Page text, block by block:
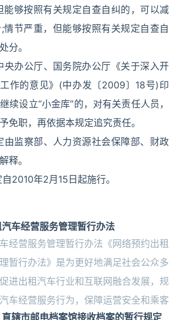
能够按照有关规定自查自纠的，可以减
情节严重，但能够按照有关规定自查自
分。
央办公厅、国务院办公厅《关于深入开
作的意见》(中办发〔2009〕18号)印
续设立“小金库”的，对有关责任人员，
免职，再依据本规定追究责任。
由监察部、人力资源社会保障部、财政
释。
2010年2月15日起施行。
车经营服务管理暂行办法
经营服务管理暂行办法《网络预约出租
暂行办法》是为更好地满足社会公众多
进出租汽车行业和互联网融合发展，规
车经营服务行为，保障运营安全和乘客
辖市邮电档案馆接收档案的暂行规定